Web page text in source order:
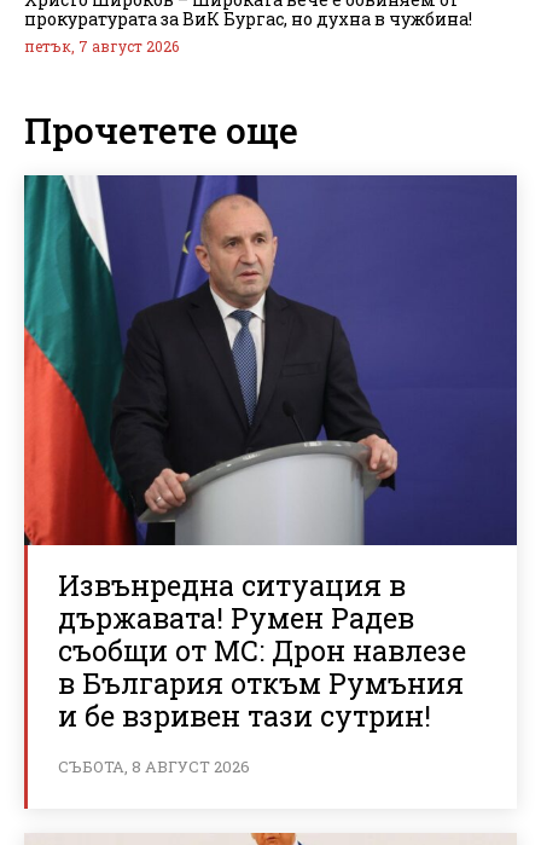
прокуратурата за ВиК Бургас, но духна в чужбина!
петък, 7 август 2026
Прочетете още
Извънредна ситуация в
държавата! Румен Радев
съобщи от МС: Дрон навлезе
в България откъм Румъния
и бе взривен тази сутрин!
СЪБОТА, 8 АВГУСТ 2026